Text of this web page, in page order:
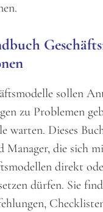
sollen
zu Problemen
warten. Dieses
Manager, die sich
direkt
dürfen. Sie